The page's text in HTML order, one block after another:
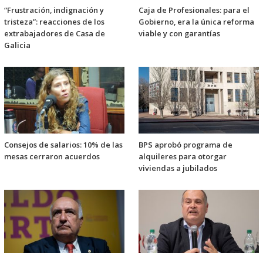
“Frustración, indignación y
tristeza”: reacciones de los
extrabajadores de Casa de
Galicia
Caja de Profesionales: para el
Gobierno, era la única reforma
viable y con garantías
Consejos de salarios: 10% de las
mesas cerraron acuerdos
BPS aprobó programa de
alquileres para otorgar
viviendas a jubilados